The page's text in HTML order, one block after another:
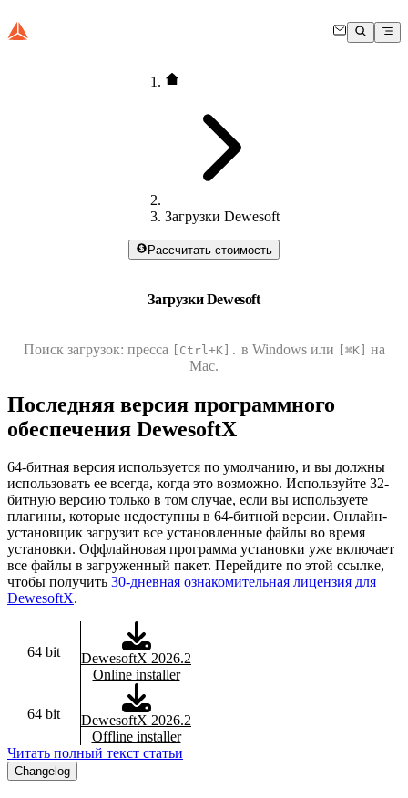
Загрузки Dewesoft
Рассчитать стоимость
Загрузки Dewesoft
Поиск загрузок: пресса [Ctrl+K]. в Windows или [⌘K] на
Mac.
Последняя версия программного
обеспечения DewesoftX
64-битная версия используется по умолчанию, и вы должны
использовать ее всегда, когда это возможно. Используйте 32-
битную версию только в том случае, если вы используете
плагины, которые недоступны в 64-битной версии. Онлайн-
установщик загрузит все установленные файлы во время
установки. Оффлайновая программа установки уже включает
все файлы в загруженный пакет. Перейдите по этой ссылке,
чтобы получить 30-дневная ознакомительная лицензия для
DewesoftX.
64 bit
DewesoftX 2026.2
Online installer
64 bit
DewesoftX 2026.2
Offline installer
Читать полный текст статьи
Changelog